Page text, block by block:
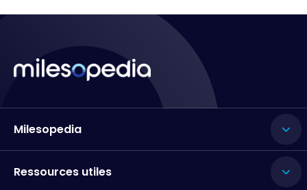
Milesopedia
Ressources utiles